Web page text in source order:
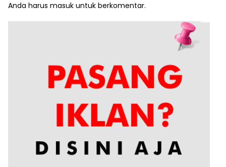
Anda harus masuk untuk berkomentar.